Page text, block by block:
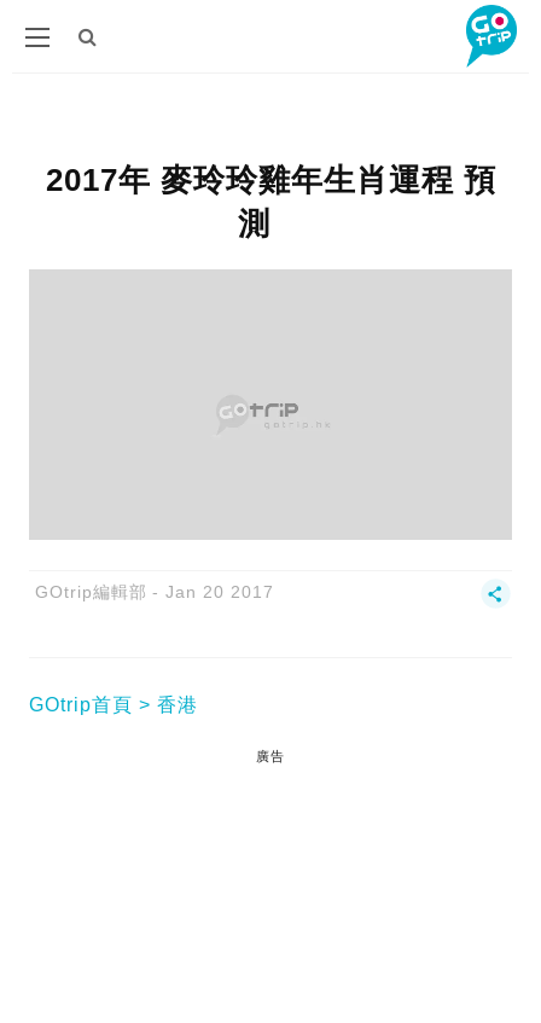
2017年 麥玲玲雞年生肖運程 預
測
GOtrip編輯部 Jan 20 2017
GOtrip首頁 香港
廣告